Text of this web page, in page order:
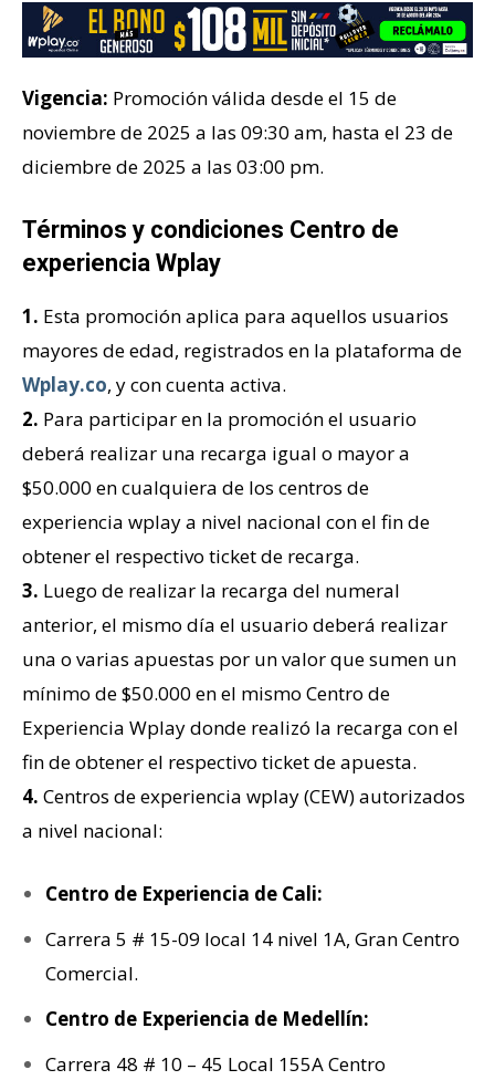
Vigencia: Promoción válida desde el 15 de
noviembre de 2025 a las 09:30 am, hasta el 23 de
diciembre de 2025 a las 03:00 pm.
Términos y condiciones Centro de
experiencia Wplay
1. Esta promoción aplica para aquellos usuarios
mayores de edad, registrados en la plataforma de
Wplay.co, y con cuenta activa.
2. Para participar en la promoción el usuario
deberá realizar una recarga igual o mayor a
$50.000 en cualquiera de los centros de
experiencia wplay a nivel nacional con el fin de
obtener el respectivo ticket de recarga.
3. Luego de realizar la recarga del numeral
anterior, el mismo día el usuario deberá realizar
una o varias apuestas por un valor que sumen un
mínimo de $50.000 en el mismo Centro de
Experiencia Wplay donde realizó la recarga con el
fin de obtener el respectivo ticket de apuesta.
4. Centros de experiencia wplay (CEW) autorizados
a nivel nacional:
Centro de Experiencia de Cali:
Carrera 5 # 15-09 local 14 nivel 1A, Gran Centro
Comercial.
Centro de Experiencia de Medellín:
Carrera 48 # 10 – 45 Local 155A Centro